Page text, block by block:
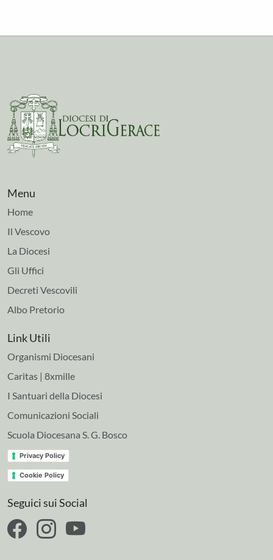
Menu
Home
Il Vescovo
La Diocesi
Gli Uffici
Decreti Vescovili
Albo Pretorio
Link Utili
Organismi Diocesani
Caritas | 8xmille
I Santuari della Diocesi
Comunicazioni Sociali
Scuola Diocesana S. G. Bosco
Privacy Policy
Cookie Policy
Seguici sui Social